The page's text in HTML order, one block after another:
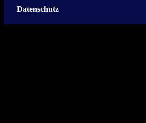
Datenschutz